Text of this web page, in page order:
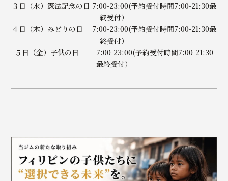
３日（水）憲法記念の日 7:00-23:00(予約受付時間7:00-21:30最
終受付）
４日（木）みどりの日 7:00-23:00(予約受付時間7:00-21:30最
終受付）
５日（金）子供の日 7:00-23:00(予約受付時間7:00-21:30
最終受付）